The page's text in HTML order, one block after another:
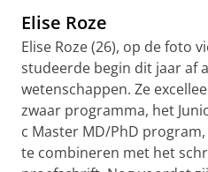
Elise Roze
Elise Roze (26), op de foto
studeerde begin dit jaar af
wetenschappen. Ze
zwaar programma, het
c Master MD/PhD
te combineren met het